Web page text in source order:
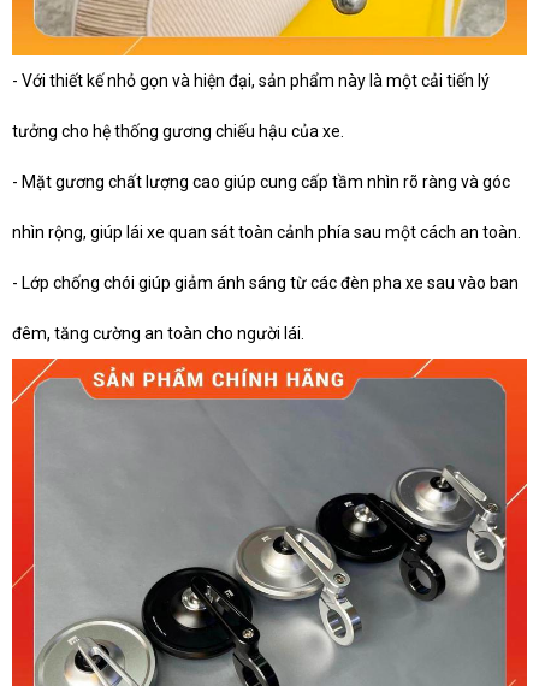
- Với thiết kế nhỏ gọn và hiện đại, sản phẩm này là một cải tiến lý
tưởng cho hệ thống gương chiếu hậu của xe.
- Mặt gương chất lượng cao giúp cung cấp tầm nhìn rõ ràng và góc
nhìn rộng, giúp lái xe quan sát toàn cảnh phía sau một cách an toàn.
- Lớp chống chói giúp giảm ánh sáng từ các đèn pha xe sau vào ban
đêm, tăng cường an toàn cho người lái.